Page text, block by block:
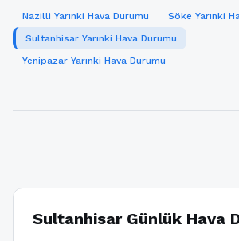
Nazilli Yarınki Hava Durumu
Söke Yarınki
Sultanhisar Yarınki Hava Durumu
Yenipazar Yarınki Hava Durumu
Sultanhisar Günlük Hava